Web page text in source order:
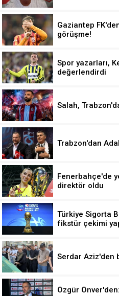
Gaziantep
görüşme!
Spor yazarları,
değerlendirdi
Salah,
Trabzon'dan
Fenerbahçe'de
direktör oldu
Türkiye Sigorta
fikstür çekimi
Serdar Aziz'den
Özgür